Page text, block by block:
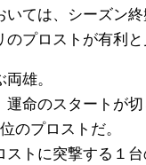
いては、シーズン
プロストが有利と
雄。
命のスタートが切
のプロストだ。
ストに突撃する１